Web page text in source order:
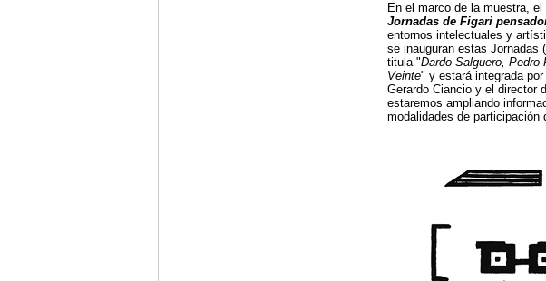
En el marco de la muestra,
Jornadas de Figari
entornos intelectuales y
se inauguran estas Jornadas
titula "Dardo Salguero, Pedro
Veinte" y estará integrada
Gerardo Ciancio y el director
estaremos ampliando
modalidades de